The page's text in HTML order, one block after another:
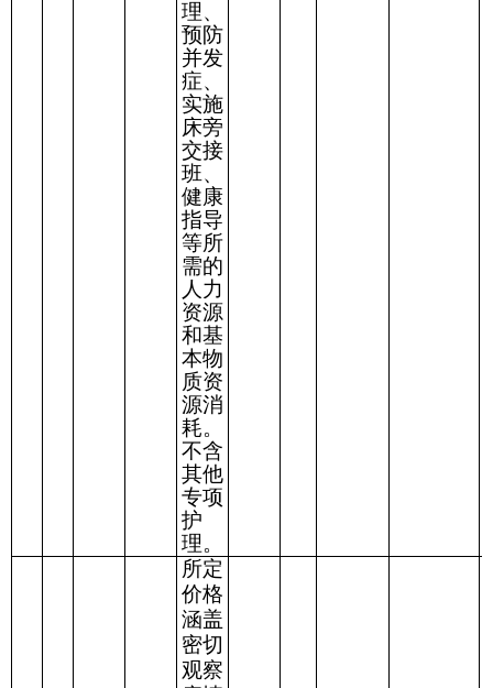
理、
预防
并发
症、
实施
床旁
交接
班、
健康
指导
等所
需的
人力
资源
和基
本物
质资
源消
耗。
不含
其他
专项
护
理。
所定
价格
涵盖
密切
观察